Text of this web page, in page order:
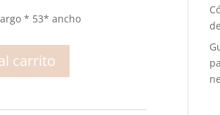
* 53* ancho
carrito